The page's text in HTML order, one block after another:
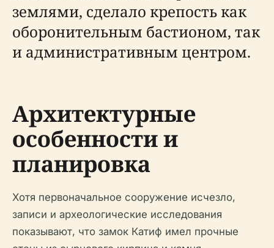
землями, сделало крепость как
оборонительным бастионом, так
и административным центром.
Архитектурные
особенности и
планировка
Хотя первоначальное сооружение исчезло,
записи и археологические исследования
показывают, что замок Катиф имел прочные